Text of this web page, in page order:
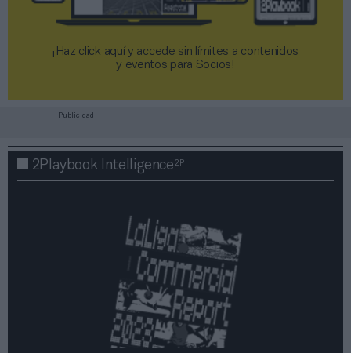
¡Haz click aquí y accede sin límites a contenidos
y eventos para Socios!​​​​​​​
Publicidad
2Playbook Intelligence2P